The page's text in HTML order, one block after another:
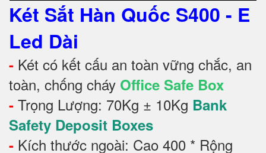
Két Sắt Hàn Quốc S400 - E
Led Dài
- Két có kết cấu an toàn vững chắc, an
toàn, chống cháy Office Safe Box
- Trọng Lượng: 70Kg ± 10Kg Bank
Safety Deposit Boxes
- Kích thước ngoài: Cao 400 * Rộng